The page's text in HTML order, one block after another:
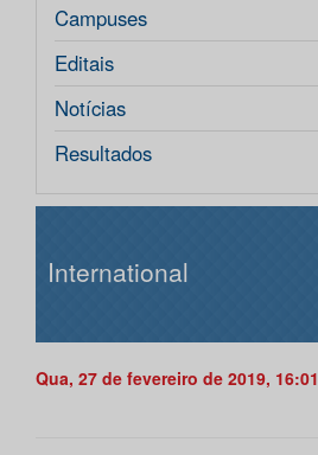
Campuses
Editais
Notícias
Resultados
International
Qua, 27 de fevereiro de 2019, 16:01